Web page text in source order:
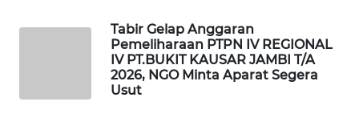
Tabir Gelap Anggaran
Pemeliharaan PTPN IV REGIONAL
IV PT.BUKIT KAUSAR JAMBI T/A
2026, NGO Minta Aparat Segera
Usut
WAHANA